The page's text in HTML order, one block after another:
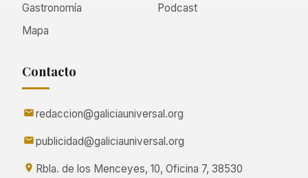
Gastronomía
Podcast
Mapa
Contacto
redaccion@galiciauniversal.org
publicidad@galiciauniversal.org
Rbla. de los Menceyes, 10, Oficina 7, 38530